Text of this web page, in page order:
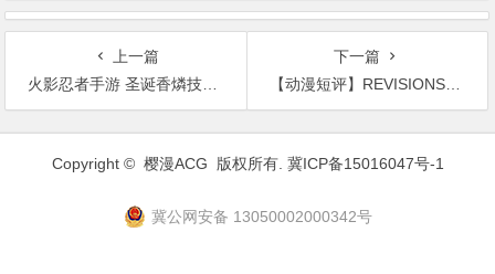
上一篇
火影忍者手游 圣诞香燐技能解析
下一篇
【动漫短评】REVISIONS是一部好作品吗？
文
Copyright © 樱漫ACG 版权所有. 冀ICP备15016047号-1
冀公网安备 13050002000342号